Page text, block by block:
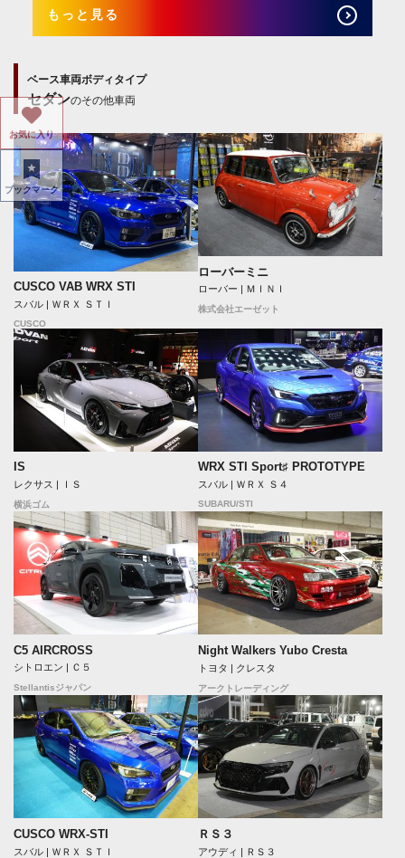
もっと見る
ベース車両ボディタイプ
セダンのその他車両
CUSCO VAB WRX STI
スバル | ＷＲＸ ＳＴＩ
CUSCO
ローバーミニ
ローバー | ＭＩＮＩ
株式会社エーゼット
IS
レクサス | ＩＳ
横浜ゴム
WRX STI Sport♯ PROTOTYPE
スバル | ＷＲＸ Ｓ４
SUBARU/STI
C5 AIRCROSS
シトロエン | Ｃ５
Stellantisジャパン
Night Walkers Yubo Cresta
トヨタ | クレスタ
アークトレーディング
CUSCO WRX-STI
スバル | ＷＲＸ ＳＴＩ
ＲＳ３
アウディ | ＲＳ３
お気に入り
ブックマーク